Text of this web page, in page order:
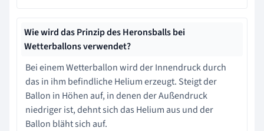
Wie wird das Prinzip des Heronsballs bei
Wetterballons verwendet?
Bei einem Wetterballon wird der Innendruck durch
das in ihm befindliche Helium erzeugt. Steigt der
Ballon in Höhen auf, in denen der Außendruck
niedriger ist, dehnt sich das Helium aus und der
Ballon bläht sich auf.